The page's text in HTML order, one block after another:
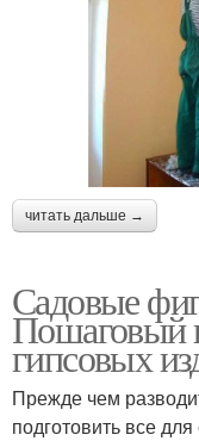
читать дальше →
Садовые
Пошаговый
гипсовых
Прежде чем
подготовить все